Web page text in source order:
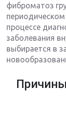
фиброматоз
процессе
заболевания
выбирается в